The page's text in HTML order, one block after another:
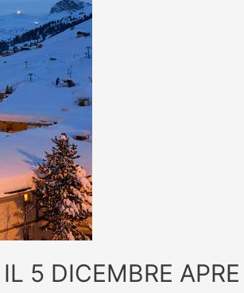
5 DICEMBRE APRE